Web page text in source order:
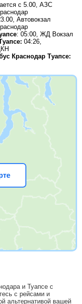
с 5.00, АЗС
Автовокзал
: 05:00, ЖД Вокзал
04:26,
Краснодар Туапсе:
и Туапсе с
с рейсами и
альтернативой вашей